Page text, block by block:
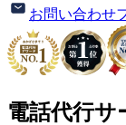
お問い合わせ
電話代行サ